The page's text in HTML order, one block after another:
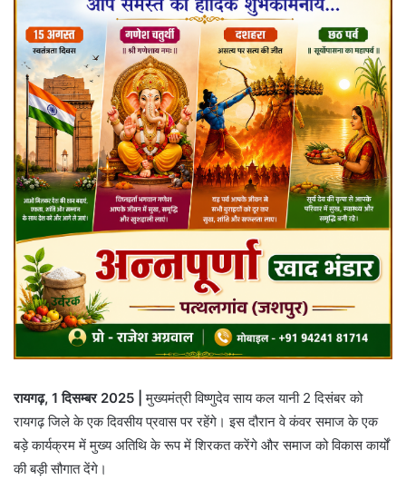
रायगढ़, 1 दिसम्बर 2025 |
मुख्यमंत्री विष्णुदेव साय कल यानी 2 दिसंबर को
रायगढ़ जिले के एक दिवसीय प्रवास पर रहेंगे। इस दौरान वे कंवर समाज के एक
बड़े कार्यक्रम में मुख्य अतिथि के रूप में शिरकत करेंगे और समाज को विकास कार्यों
की बड़ी सौगात देंगे।